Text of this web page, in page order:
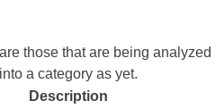
those that are being analyzed
a category as yet.
Description